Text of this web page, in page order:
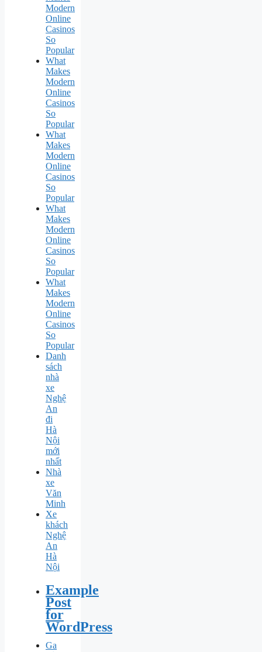
Modern
Online
Casinos
So
Popular
What
Makes
Modern
Online
Casinos
So
Popular
What
Makes
Modern
Online
Casinos
So
Popular
What
Makes
Modern
Online
Casinos
So
Popular
What
Makes
Modern
Online
Casinos
So
Popular
Danh
sách
nhà
xe
Nghệ
An
đi
Hà
Nội
mới
nhất
Nhà
xe
Văn
Minh
Xe
khách
Nghệ
An
Hà
Nội
Example
Post
for
WordPress
Ga